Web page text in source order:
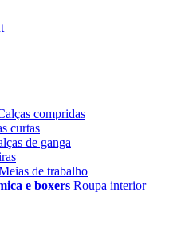
compridas
curtas
de ganga
de trabalho
e boxers Roupa interior